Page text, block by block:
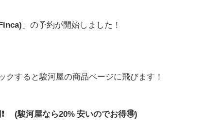
」の予約が開始しました！
クすると駿河屋の商品ページに飛びます！
(駿河屋なら20% 安いのでお得🉐)